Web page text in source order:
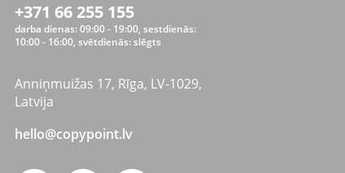
+371 66 255 155
darba dienas: 09:00 - 19:00, sestdienās:
10:00 - 16:00, svētdienās: slēgts
Anniņmuižas 17, Rīga, LV-1029,
Latvija
hello@copypoint.lv